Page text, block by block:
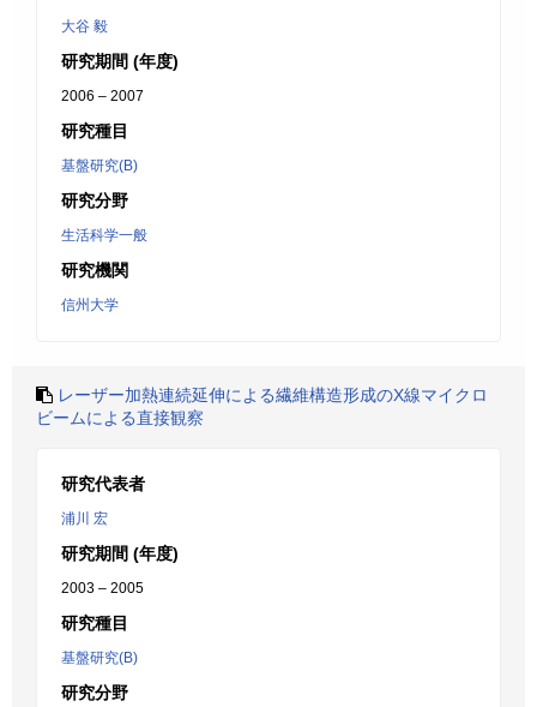
大谷 毅
研究期間 (年度)
2006 – 2007
研究種目
基盤研究(B)
研究分野
生活科学一般
研究機関
信州大学
レーザー加熱連続延伸による繊維構造形成のX線マイクロ
ビームによる直接観察
研究代表者
浦川 宏
研究期間 (年度)
2003 – 2005
研究種目
基盤研究(B)
研究分野